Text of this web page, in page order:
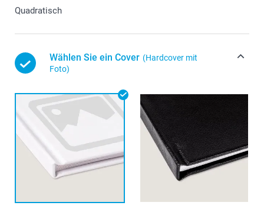
Quadratisch
Wählen Sie ein Cover (Hardcover mit
Foto)